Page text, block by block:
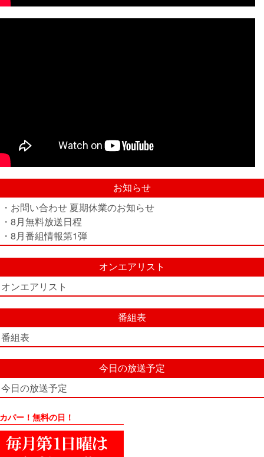
お知らせ
・お問い合わせ 夏期休業のお知らせ
・8月無料放送日程
・8月番組情報第1弾
オンエアリスト
オンエアリスト
番組表
番組表
今日の放送予定
今日の放送予定
パー！無料の日！